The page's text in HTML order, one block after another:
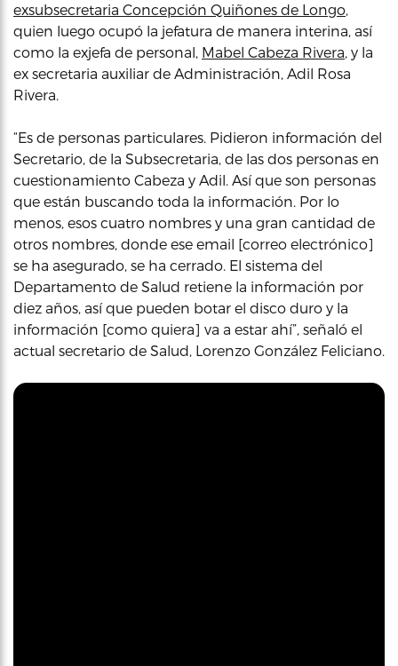
exsubsecretaria Concepción Quiñones de Longo,
quien luego ocupó la jefatura de manera interina, así
como la exjefa de personal, Mabel Cabeza Rivera, y la
ex secretaria auxiliar de Administración, Adil Rosa
Rivera.
“Es de personas particulares. Pidieron información del
Secretario, de la Subsecretaria, de las dos personas en
cuestionamiento Cabeza y Adil. Así que son personas
que están buscando toda la información. Por lo
menos, esos cuatro nombres y una gran cantidad de
otros nombres, donde ese email [correo electrónico]
se ha asegurado, se ha cerrado. El sistema del
Departamento de Salud retiene la información por
diez años, así que pueden botar el disco duro y la
información [como quiera] va a estar ahí”, señaló el
actual secretario de Salud, Lorenzo González Feliciano.